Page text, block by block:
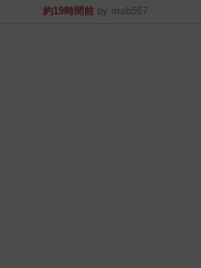
約19時間前by mob567